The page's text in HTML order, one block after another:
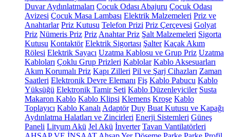
Duvar Aydınlatmaları Çocuk Odası Abajuru Çocuk Odası
Avizesi Çocuk Masa Lambası Elektrik Malzemeleri Priz ve
Anahtarlar Priz Kutusu Telefon Prizi Priz Çerçevesi Golyat
Priz Nümeris Priz Priz Anahtar Priz Şalt Malzemeleri Sigorta
Kutusu Kontaktör Elektrik Sigortası Şalter Kaçak Akım
Rölesi Elektrik Sayacı Uzatma Kablosu ve Grup Priz Uzatma
Kabloları Çoklu Grup Prizleri Kablolar Kablo Aksesuarları
Akım Korumalı Priz Kapı Zilleri Pil ve Şarj Cihazları Zaman
Saatleri Elektronik Devre Elemanı Fiş Kablo Pabucu Kablo
Yüksüğü Elektronik Tamir Seti Kablo Düzenleyiciler Susta
Makaron Kablo Kablo Klipsi Klemens Kroşe Kablo
Toplayıcı Kablo Kanalı Adaptör Duy Buat Kutusu ve Kapağı
Aydınlatma Halatları ve Zincirleri Enerji Sistemleri Güneş
Paneli Lityum Akü Jel Akü İnverter Tavan Vantilatörleri